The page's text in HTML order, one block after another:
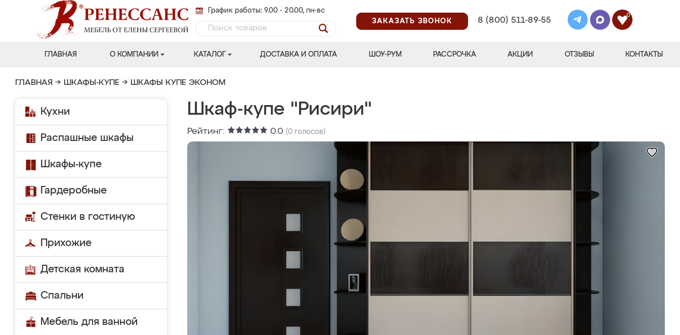
График работы: 9.00 - 20.00, пн-вс
ЗАКАЗАТЬ ЗВОНОК
8 (800) 511-89-55
0
ГЛАВНАЯ О КОМПАНИИ КАТАЛОГ ДОСТАВКА И ОПЛАТА ШОУ-РУМ РАССРОЧКА АКЦИИ ОТЗЫВЫ КОНТАКТЫ
ГЛАВНАЯ → ШКАФЫ-КУПЕ → ШКАФЫ КУПЕ ЭКОНОМ
Кухни
Распашные шкафы
Шкафы-купе
Гардеробные
Стенки в гостиную
Прихожие
Детская комната
Спальни
Мебель для ванной
Шкаф-купе "Рисири"
Рейтинг: 0.0 (0 голосов)